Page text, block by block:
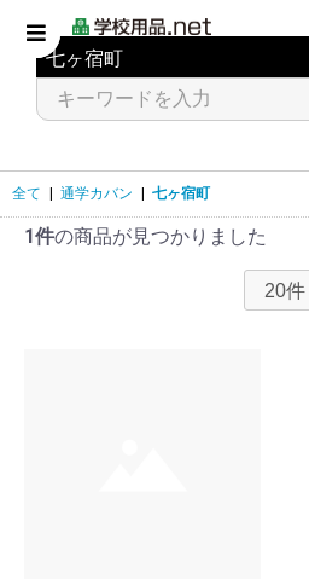
全て 通学カバン 七ヶ宿町
1件の商品が見つかりました